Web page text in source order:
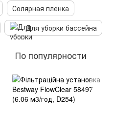
Солярная пленка
Для уборки бассейна
По популярности